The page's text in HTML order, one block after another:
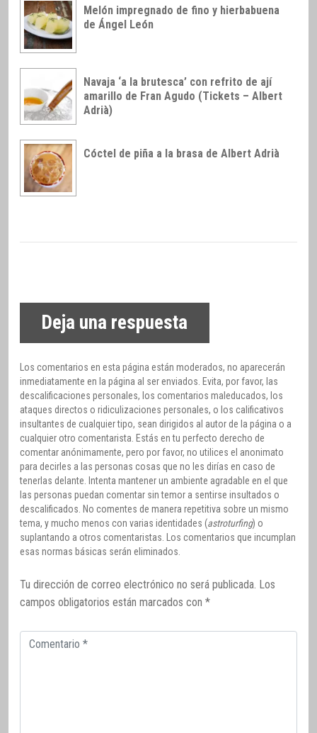
Melón impregnado de fino y hierbabuena
de Ángel León
Navaja ‘a la brutesca’ con refrito de ají
amarillo de Fran Agudo (Tickets – Albert
Adrià)
Cóctel de piña a la brasa de Albert Adrià
Deja una respuesta
Los comentarios en esta página están moderados, no aparecerán
inmediatamente en la página al ser enviados. Evita, por favor, las
descalificaciones personales, los comentarios maleducados, los
ataques directos o ridiculizaciones personales, o los calificativos
insultantes de cualquier tipo, sean dirigidos al autor de la página o a
cualquier otro comentarista. Estás en tu perfecto derecho de
comentar anónimamente, pero por favor, no utilices el anonimato
para decirles a las personas cosas que no les dirías en caso de
tenerlas delante. Intenta mantener un ambiente agradable en el que
las personas puedan comentar sin temor a sentirse insultados o
descalificados. No comentes de manera repetitiva sobre un mismo
tema, y mucho menos con varias identidades (astroturfing) o
suplantando a otros comentaristas. Los comentarios que incumplan
esas normas básicas serán eliminados.
Tu dirección de correo electrónico no será publicada. Los
campos obligatorios están marcados con *
Comentario